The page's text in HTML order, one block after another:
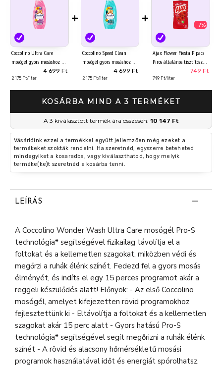
Coccolino Ultra Care
mosógél gyors mosáshoz 54
4 699 Ft
2 175 Ft/liter
+
Coccolino Speed Clean
mosógél gyors mosáshoz 54
4 699 Ft
2 175 Ft/liter
+
-7%
Ajax Flower Fiesta Pipacs
Piros általános tisztítószer
749 Ft
749 Ft/liter
KOSÁRBA MIND A 3 TERMÉKET
A 3 kiválasztott termék ára összesen: 10 147 Ft
Vásárlóink ezzel a termékkel együtt jellemzően még ezeket a
termékeket szokták rendelni. Ha szeretnéd, egyszerre beteheted
mindegyiket a kosaradba, vagy kiválaszthatod, hogy melyik
terméke(ke)t szeretnéd a kosárba tenni.
LEÍRÁS
A Coccolino Wonder Wash Ultra Care mosógél Pro-S
technológia* segítségével fizikailag távolítja el a
foltokat és a kellemetlen szagokat, miközben védi és
megőrzi a ruhák élénk színét. Fedezd fel a gyors mosás
élményét, és indíts el egy 15 perces programot akár a
reggeli készülődés alatt! Előnyök: - Az első Coccolino
mosógél, amelyet kifejezetten rövid programokhoz
fejlesztettünk ki - Eltávolítja a foltokat és a kellemetlen
szagokat akár 15 perc alatt - Gyors hatású Pro-S
technológia* segítségével segít megőrizni a ruhák élénk
színét - A rövid és alacsony hőmérsékletű mosási
programok használatával időt és energiát spórolhatsz.